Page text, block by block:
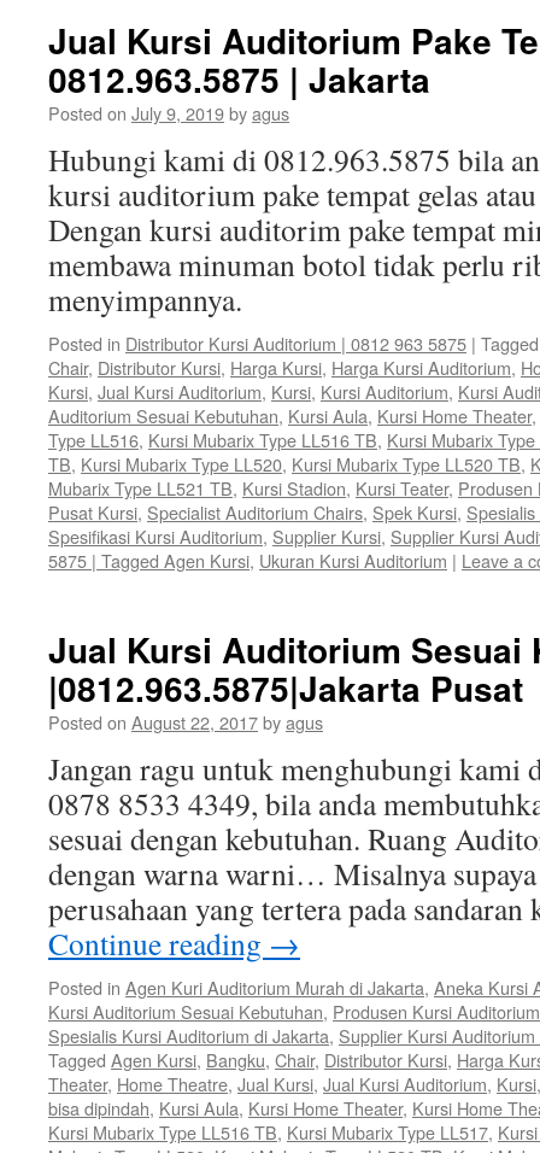
Jual Kursi Auditorium Pake
0812.963.5875 | Jakarta
Posted on July 9, 2019byagus
Hubungi kami di 0812.963.5875 bila
kursi auditorium pake tempat gelas
Dengan kursi auditorim pake tempat
membawa minuman botol tidak perlu
menyimpannya.
Posted in Distributor Kursi Auditorium | 0812 963 5875 | Tagged
Chair, Distributor Kursi, Harga Kursi, Harga Kursi Auditorium,
Kursi, Jual Kursi Auditorium, Kursi, Kursi Auditorium, Kursi
Auditorium Sesuai Kebutuhan, Kursi Aula, Kursi Home Theater,
Type LL516, Kursi Mubarix Type LL516 TB, Kursi Mubarix
TB, Kursi Mubarix Type LL520, Kursi Mubarix Type LL520 TB,
Mubarix Type LL521 TB, Kursi Stadion, Kursi Teater, Produsen
Pusat Kursi, Specialist Auditorium Chairs, Spek Kursi,
Spesifikasi Kursi Auditorium, Supplier Kursi, Supplier Kursi
5875 | Tagged Agen Kursi, Ukuran Kursi Auditorium | Leave a
Jual Kursi Auditorium Sesuai
|0812.963.5875|Jakarta Pusat
Posted on August 22, 2017byagus
Jangan ragu untuk menghubungi kami
0878 8533 4349, bila anda
sesuai dengan kebutuhan. Ruang
dengan warna warni… Misalnya
perusahaan yang tertera pada
Continue reading →
Posted in Agen Kuri Auditorium Murah di Jakarta, Aneka Kursi
Kursi Auditorium Sesuai Kebutuhan, Produsen Kursi Auditorium
Spesialis Kursi Auditorium di Jakarta, Supplier Kursi
Tagged Agen Kursi, Bangku, Chair, Distributor Kursi, Harga
Theater, Home Theatre, Jual Kursi, Jual Kursi Auditorium, Kursi
bisa dipindah, Kursi Aula, Kursi Home Theater, Kursi Home
Kursi Mubarix Type LL516 TB, Kursi Mubarix Type LL517,